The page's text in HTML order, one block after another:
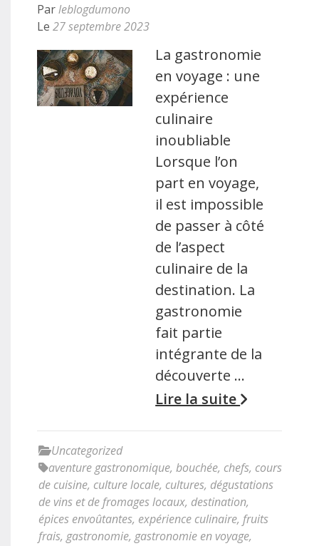
Parleblogdumono
Le 27 septembre 2023
La gastronomie
en voyage : une
expérience
culinaire
inoubliable
Lorsque l’on
part en voyage,
il est impossible
de passer à côté
de l’aspect
culinaire de la
destination. La
gastronomie
fait partie
intégrante de la
découverte …
Lire la suite
Uncategorized
aventure gastronomique, bouchée, chefs, cours
de cuisine, culture locale, cultures, dégustations
de vins et de fromages locaux, destination,
épices envoûtantes, expérience culinaire, fruits
frais, gastronomie, gastronomie en voyage,